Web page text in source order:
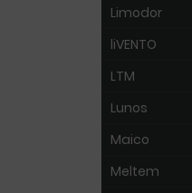
Limodor
liVENTO
LTM
Lunos
Maico
Meltem